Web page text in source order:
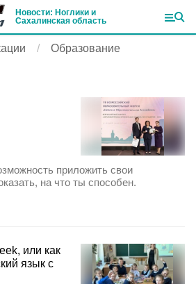
Новости: Ноглики и
Сахалинская область
Образование
приложить свои
на что ты способен.
или как
язык с